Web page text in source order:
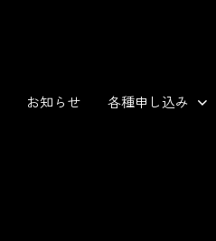
お知らせ 各種申し込み